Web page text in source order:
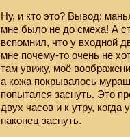
Ну, и кто это? Вывод:
мне было не до смеха! А
вспомнил, что у входной
мне почему-то очень не
там увижу, моё
а кожа покрывалось
попытался заснуть. Это
двух часов и к утру, когда
наконец заснуть.